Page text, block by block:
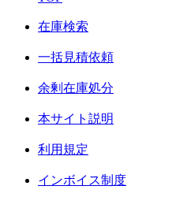
在庫検索
一括見積依頼
余剰在庫処分
本サイト説明
利用規定
インボイス制度